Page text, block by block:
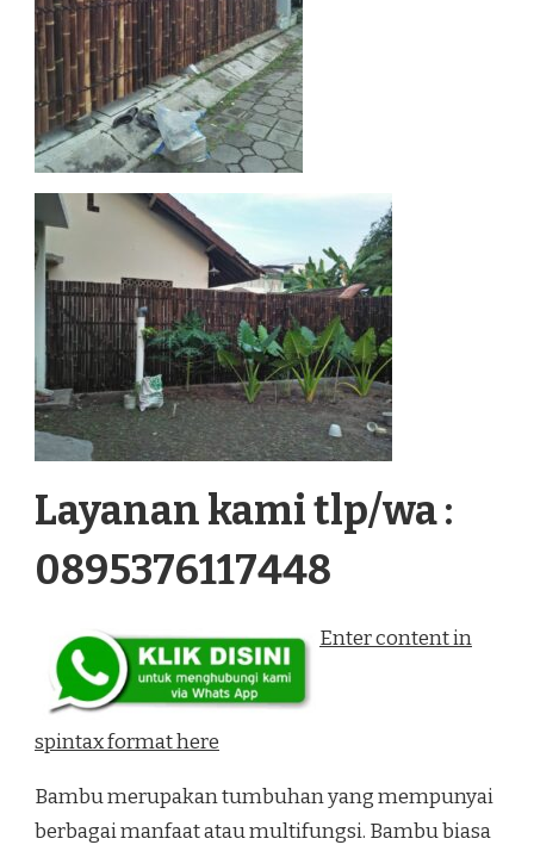
Layanan kami tlp/wa :
0895376117448
Enter content in
spintax format here
Bambu merupakan tumbuhan yang mempunyai
berbagai manfaat atau multifungsi. Bambu biasa